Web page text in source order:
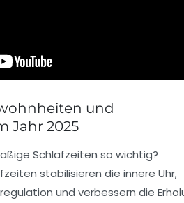
und
Jahr 2025
Schlafzeiten so wichtig?
stabilisieren die innere Uhr,
und verbessern die